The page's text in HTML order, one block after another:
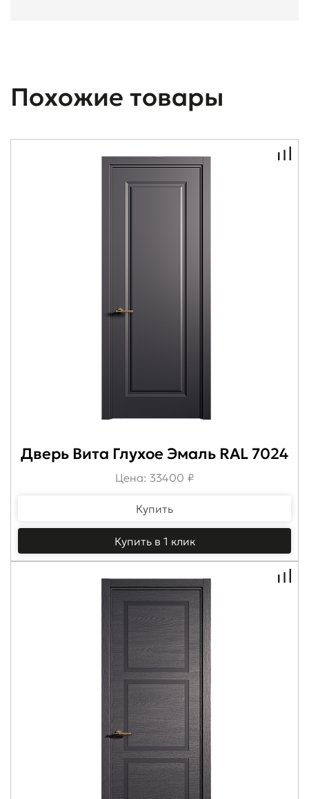
Похожие товары
Дверь Вита Глухое Эмаль RAL 7024
Цена: 33400 ₽
Купить
Купить в 1 клик